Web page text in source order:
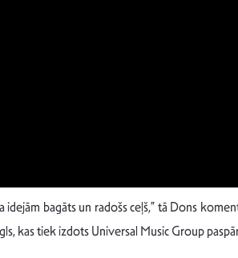
bagāts un radošs ceļš,” tā Dons
kas tiek izdots Universal Music Group